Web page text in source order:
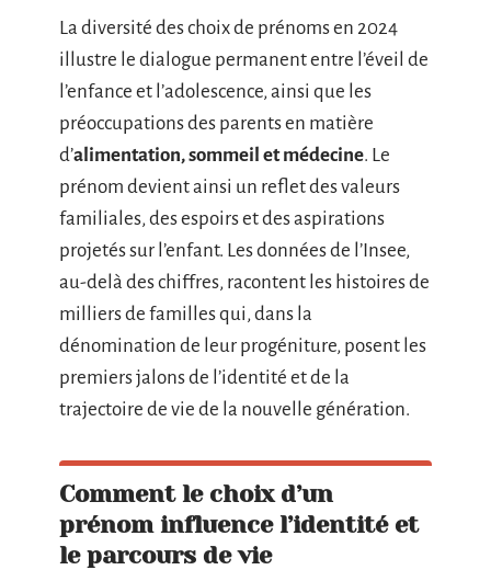
La diversité des choix de prénoms en 2024
illustre le dialogue permanent entre l’éveil de
l’enfance et l’adolescence, ainsi que les
préoccupations des parents en matière
d’alimentation, sommeil et médecine. Le
prénom devient ainsi un reflet des valeurs
familiales, des espoirs et des aspirations
projetés sur l’enfant. Les données de l’Insee,
au-delà des chiffres, racontent les histoires de
milliers de familles qui, dans la
dénomination de leur progéniture, posent les
premiers jalons de l’identité et de la
trajectoire de vie de la nouvelle génération.
Comment le choix d’un
prénom influence l’identité et
le parcours de vie